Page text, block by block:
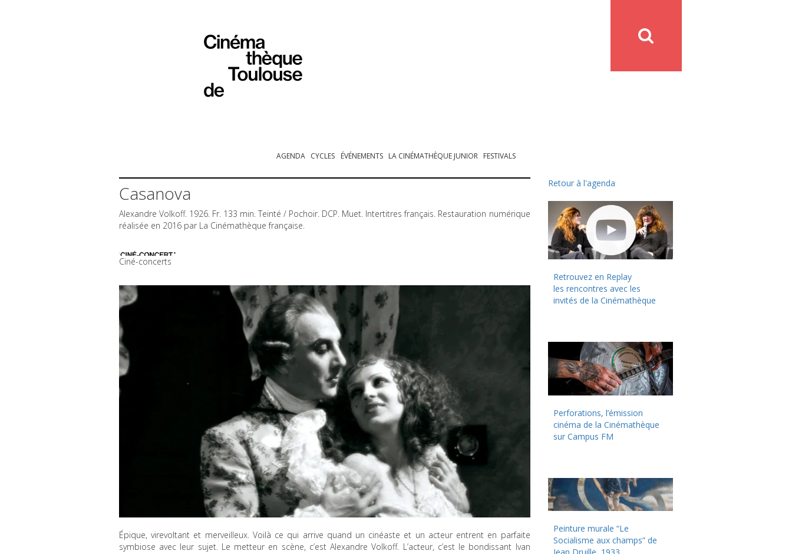
AGENDA CYCLES ÉVÉNEMENTS LA CINÉMATHÈQUE JUNIOR FESTIVALS
Casanova
Alexandre Volkoff. 1926. Fr. 133 min. Teinté / Pochoir. DCP. Muet. Intertitres français. Restauration numérique
réalisée en 2016 par La Cinémathèque française.
Ciné-concerts
Épique, virevoltant et merveilleux. Voilà ce qui arrive quand un cinéaste et un acteur entrent en parfaite
symbiose avec leur sujet. Le metteur en scène, c’est Alexandre Volkoff. L’acteur, c’est le bondissant Ivan
Retour à l'agenda
Retrouvez en Replay
les rencontres avec les
invités de la Cinémathèque
Perforations, l’émission
cinéma de la Cinémathèque
sur Campus FM
Peinture murale “Le
Socialisme aux champs” de